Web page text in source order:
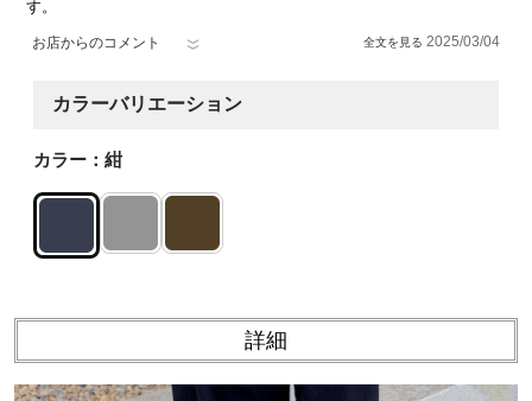
す。
お店からのコメント 2025/03/04
カラーバリエーション
カラー：紺
詳細